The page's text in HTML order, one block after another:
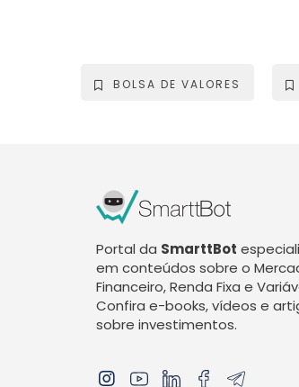
BOLSA DE VALORES
Portal da SmarttBot
em conteúdos sobre o
Financeiro, Renda Fixa e
Confira e-books, vídeos e
sobre investimentos.